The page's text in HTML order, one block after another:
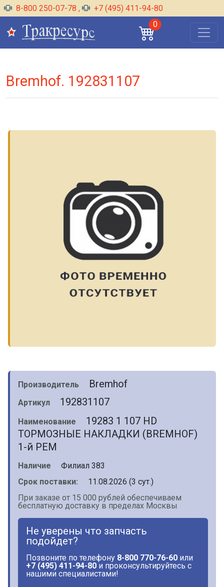
8-800 250-07-78 ,
+7 (495) 411-94-80
0
Bremhof. 192831107
Производитель Bremhof
Артикул 192831107
Наименование
19283 1 107 HD
ТОРМОЗНЫЕ НАКЛАДКИ (BREMHOF)
1-й РЕМ
Наличие
Филиал 383
Срок поставки:
11.08.2026 (3 сут.)
При заказе от 15 000 рублей обеспечиваем
бесплатную доставку в пределах Москвы
Не уверены что запчасть
подойдет?
Позвоните по телефону 8-800 770-76-60 или
+7 (495) 411-94-80 и проконсультируйтесь с
нашими специалистами!